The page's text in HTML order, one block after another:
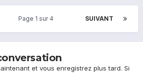
SUIVANT
Page 1 sur 4
et vous enregistrez plus tard. Si